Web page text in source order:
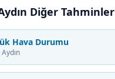
Diğer Tahminler
Hava Durumu